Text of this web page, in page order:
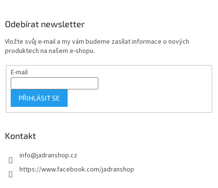
Odebírat newsletter
Vložte svůj e-mail a my vám budeme zasílat informace o nových
produktech na našem e-shopu.
E-mail
PŘIHLÁSIT SE
Kontakt
info@jadranshop.cz
https://www.facebook.com/jadranshop